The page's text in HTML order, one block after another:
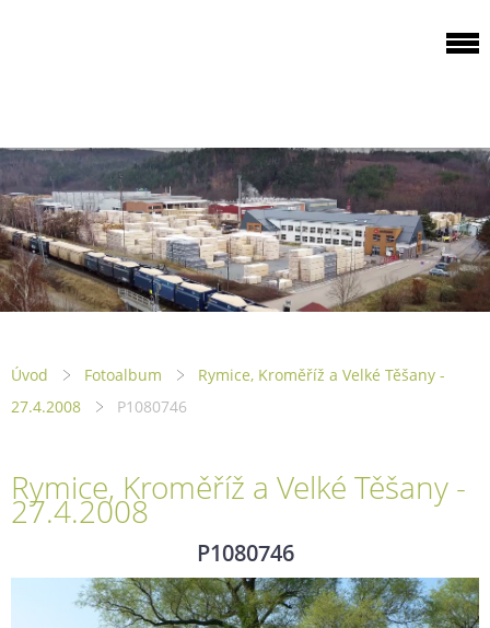
Úvod Fotoalbum
Rymice, Kroměříž a Velké Těšany -
27.4.2008
P1080746
Rymice, Kroměříž a Velké Těšany -
27.4.2008
P1080746